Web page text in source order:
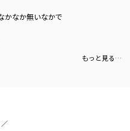
かなか無いなかで
もっと見る…
ト
パン
タイ